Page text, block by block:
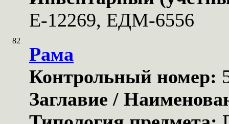
Е-12269, ЕДМ-6556
82
Рама
Контрольный номер:
Заглавие /